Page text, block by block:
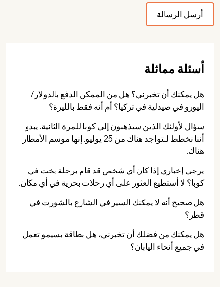
أسئلة مماثلة
هل يمكنك أن تخبرني؟ هل من الممكن الدفع بالدولار/
اليورو في صيدلية في تركيا؟ أم أنه فقط بالليرة؟
سؤال لأولئك الذين سيذهبون إلى كوبا للمرة الثانية. يبدو
أننا نخطط للتواجد هناك من 25 يوليو. إنها موسم الأمطار
هناك.
يرجى إخباري إذا كان أي شخص قد قام برحلة يخت في
كوبا؟ لا أستطيع العثور على أي رحلات بحرية في أي مكان.
هل صحيح أنه لا يمكنك السير في الشارع بالشورت في
قطر؟
هل يمكنك من فضلك أن تخبرني، هل بطاقة بسيمو تعمل
في جميع أنحاء اليابان؟